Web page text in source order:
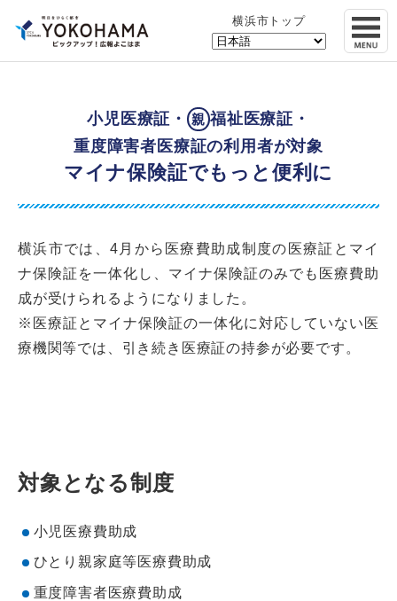
横浜市トップ
小児医療証・ 親 福祉医療証・
重度障害者医療証の利用者が対象
マイナ保険証でもっと便利に
横浜市では、4月から医療費助成制度の医療証とマイ
ナ保険証を一体化し、マイナ保険証のみでも医療費助
成が受けられるようになりました。
※医療証とマイナ保険証の一体化に対応していない医
療機関等では、引き続き医療証の持参が必要です。
対象となる制度
小児医療費助成
ひとり親家庭等医療費助成
重度障害者医療費助成